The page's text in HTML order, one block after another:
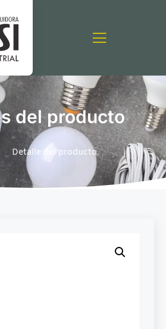
del producto
Detalle del producto